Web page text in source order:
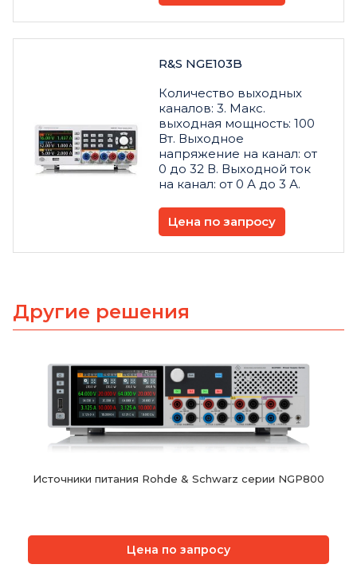
R&S NGE103B
Количество выходных
каналов: 3. Макс.
выходная мощность: 100
Вт. Выходное
напряжение на канал: от
0 до 32 В. Выходной ток
на канал: от 0 А до 3 А.
Цена по запросу
Другие решения
Источники питания Rohde & Schwarz серии NGP800
Цена по запросу